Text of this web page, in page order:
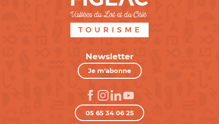
Newsletter
Je m'abonne
05 65 34 06 25